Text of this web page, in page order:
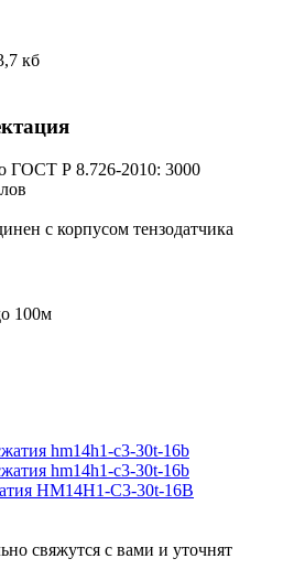
кб
ГОСТ Р 8.726-2010: 3000
с корпусом тензодатчика
100м
HM14H1-C3-30t-16B
свяжутся с вами и уточнят